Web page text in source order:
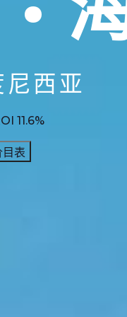
西亚
11.6%
表